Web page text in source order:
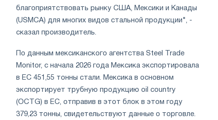
благоприятствовать рынку США, Мексики и Канады
(USMCA) для многих видов стальной продукции", -
сказал производитель.
По данным мексиканского агентства Steel Trade
Monitor, с начала 2026 года Мексика экспортировала
в ЕС 451,55 тонны стали. Мексика в основном
экспортирует трубную продукцию oil country
(OCTG) в ЕС, отправив в этот блок в этом году
379,23 тонны, свидетельствуют данные о торговле.